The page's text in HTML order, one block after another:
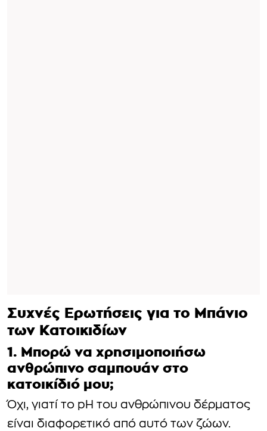
Συχνές Ερωτήσεις για το Μπάνιο
των Κατοικιδίων
1. Μπορώ να χρησιμοποιήσω
ανθρώπινο σαμπουάν στο
κατοικίδιό μου;
Όχι, γιατί το pH του ανθρώπινου δέρματος
είναι διαφορετικό από αυτό των ζώων.